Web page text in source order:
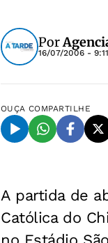
Por
16/07/2006 -
OUÇA COMPARTILHE
A partida de
Católica do